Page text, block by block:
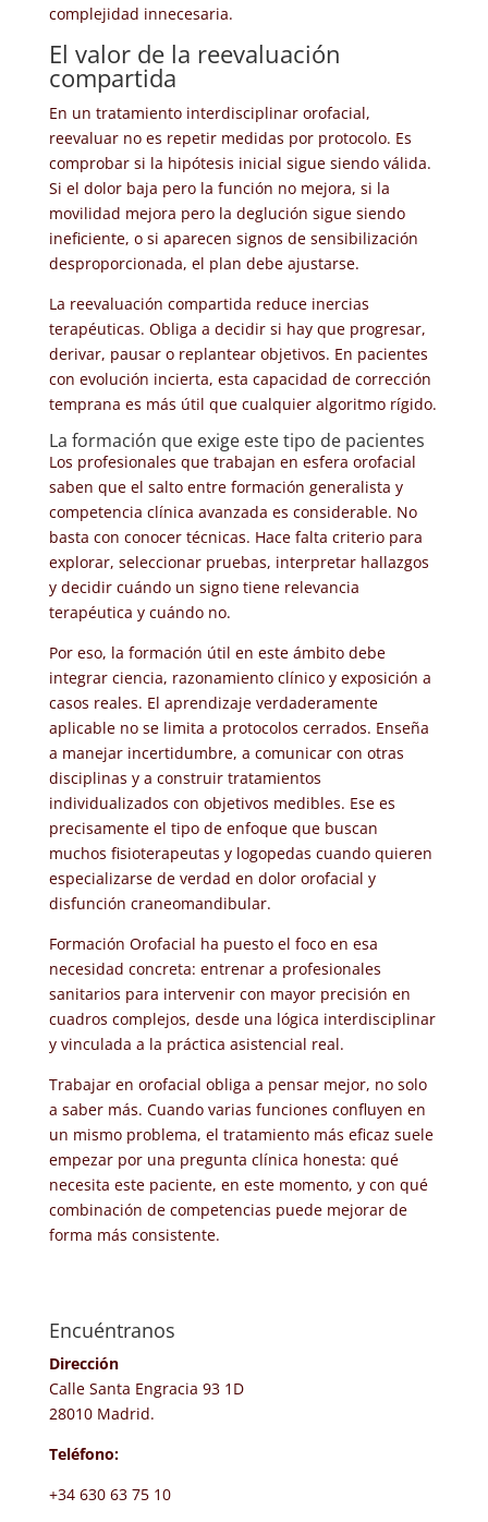
complejidad innecesaria.
El valor de la reevaluación
compartida
En un tratamiento interdisciplinar orofacial,
reevaluar no es repetir medidas por protocolo. Es
comprobar si la hipótesis inicial sigue siendo válida.
Si el dolor baja pero la función no mejora, si la
movilidad mejora pero la deglución sigue siendo
ineficiente, o si aparecen signos de sensibilización
desproporcionada, el plan debe ajustarse.
La reevaluación compartida reduce inercias
terapéuticas. Obliga a decidir si hay que progresar,
derivar, pausar o replantear objetivos. En pacientes
con evolución incierta, esta capacidad de corrección
temprana es más útil que cualquier algoritmo rígido.
La formación que exige este tipo de pacientes
Los profesionales que trabajan en esfera orofacial
saben que el salto entre formación generalista y
competencia clínica avanzada es considerable. No
basta con conocer técnicas. Hace falta criterio para
explorar, seleccionar pruebas, interpretar hallazgos
y decidir cuándo un signo tiene relevancia
terapéutica y cuándo no.
Por eso, la formación útil en este ámbito debe
integrar ciencia, razonamiento clínico y exposición a
casos reales. El aprendizaje verdaderamente
aplicable no se limita a protocolos cerrados. Enseña
a manejar incertidumbre, a comunicar con otras
disciplinas y a construir tratamientos
individualizados con objetivos medibles. Ese es
precisamente el tipo de enfoque que buscan
muchos fisioterapeutas y logopedas cuando quieren
especializarse de verdad en dolor orofacial y
disfunción craneomandibular.
Formación Orofacial ha puesto el foco en esa
necesidad concreta: entrenar a profesionales
sanitarios para intervenir con mayor precisión en
cuadros complejos, desde una lógica interdisciplinar
y vinculada a la práctica asistencial real.
Trabajar en orofacial obliga a pensar mejor, no solo
a saber más. Cuando varias funciones confluyen en
un mismo problema, el tratamiento más eficaz suele
empezar por una pregunta clínica honesta: qué
necesita este paciente, en este momento, y con qué
combinación de competencias puede mejorar de
forma más consistente.
Encuéntranos
Dirección
Calle Santa Engracia 93 1D
28010 Madrid.
Teléfono:
+34 630 63 75 10